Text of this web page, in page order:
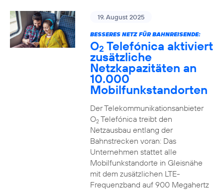
19. August 2025
BESSERES NETZ FÜR BAHNREISENDE:
O2 Telefónica aktiviert
zusätzliche
Netzkapazitäten an
10.000
Mobilfunkstandorten
Der Telekommunikationsanbieter
O2Telefónica treibt den
Netzausbau entlang der
Bahnstrecken voran: Das
Unternehmen stattet alle
Mobilfunkstandorte in Gleisnähe
mit dem zusätzlichen LTE-
Frequenzband auf 900 Megahertz